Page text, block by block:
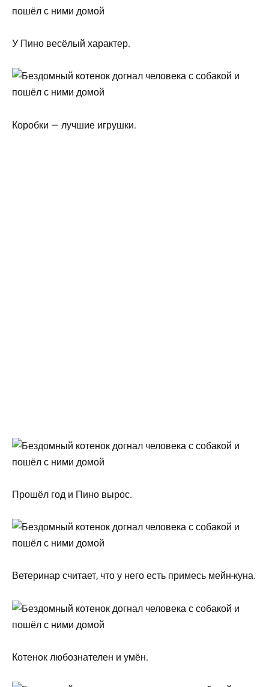
У Пино весёлый характер.
Коробки — лучшие игрушки.
Прошёл год и Пино вырос.
Ветеринар считает, что у него есть примесь мейн-куна.
Котенок любознателен и умён.